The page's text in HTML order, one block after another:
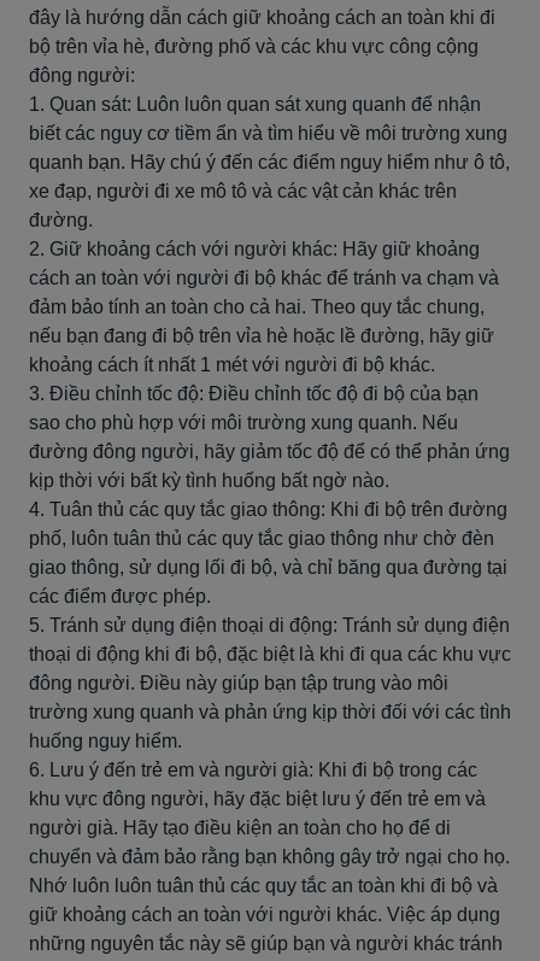
đây là hướng dẫn cách giữ khoảng cách an toàn khi đi
bộ trên vỉa hè, đường phố và các khu vực công cộng
đông người:
1. Quan sát: Luôn luôn quan sát xung quanh để nhận
biết các nguy cơ tiềm ẩn và tìm hiểu về môi trường xung
quanh bạn. Hãy chú ý đến các điểm nguy hiểm như ô tô,
xe đạp, người đi xe mô tô và các vật cản khác trên
đường.
2. Giữ khoảng cách với người khác: Hãy giữ khoảng
cách an toàn với người đi bộ khác để tránh va chạm và
đảm bảo tính an toàn cho cả hai. Theo quy tắc chung,
nếu bạn đang đi bộ trên vỉa hè hoặc lề đường, hãy giữ
khoảng cách ít nhất 1 mét với người đi bộ khác.
3. Điều chỉnh tốc độ: Điều chỉnh tốc độ đi bộ của bạn
sao cho phù hợp với môi trường xung quanh. Nếu
đường đông người, hãy giảm tốc độ để có thể phản ứng
kịp thời với bất kỳ tình huống bất ngờ nào.
4. Tuân thủ các quy tắc giao thông: Khi đi bộ trên đường
phố, luôn tuân thủ các quy tắc giao thông như chờ đèn
giao thông, sử dụng lối đi bộ, và chỉ băng qua đường tại
các điểm được phép.
5. Tránh sử dụng điện thoại di động: Tránh sử dụng điện
thoại di động khi đi bộ, đặc biệt là khi đi qua các khu vực
đông người. Điều này giúp bạn tập trung vào môi
trường xung quanh và phản ứng kịp thời đối với các tình
huống nguy hiểm.
6. Lưu ý đến trẻ em và người già: Khi đi bộ trong các
khu vực đông người, hãy đặc biệt lưu ý đến trẻ em và
người già. Hãy tạo điều kiện an toàn cho họ để di
chuyển và đảm bảo rằng bạn không gây trở ngại cho họ.
Nhớ luôn luôn tuân thủ các quy tắc an toàn khi đi bộ và
giữ khoảng cách an toàn với người khác. Việc áp dụng
những nguyên tắc này sẽ giúp bạn và người khác tránh